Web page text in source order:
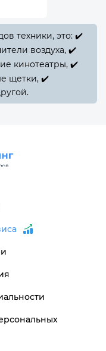
техники, это: ✔️
воздуха, ✔️
кинотеатры, ✔️
щетки, ✔️